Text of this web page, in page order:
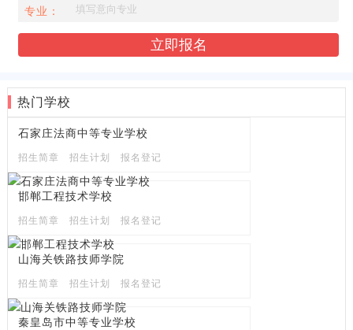
专业：
热门学校
石家庄法商中等专业学校
招生简章 招生计划 报名登记
邯郸工程技术学校
招生简章 招生计划 报名登记
山海关铁路技师学院
招生简章 招生计划 报名登记
秦皇岛市中等专业学校